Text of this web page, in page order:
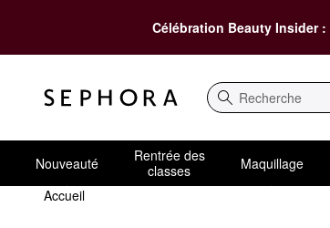
Célébration Beauty Insider :
Recherche
Nouveauté
Rentrée des
classes
Maquillage
Accueil